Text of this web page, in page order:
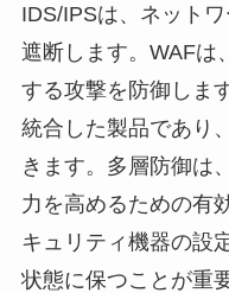
IDS/IPSは、ネット
遮断します。WAFは
する攻撃を防御しま
統合した製品であり
きます。多層防御は
力を高めるための有
キュリティ機器の設
状態に保つことが重